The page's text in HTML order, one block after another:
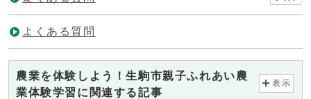
よくある質問
農業を体験しよう！生駒市親子ふれあい農
業体験学習に関連する記事
表示